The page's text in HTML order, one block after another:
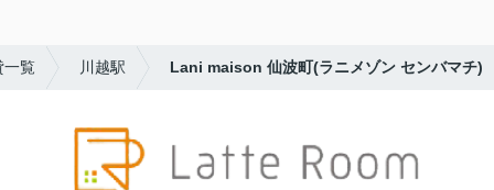
一覧 川越駅 Lani maison 仙波町(ラニメゾン センバマチ)